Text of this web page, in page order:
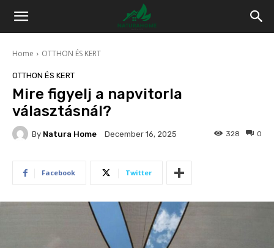
Home OTTHON ÉS KERT
OTTHON ÉS KERT
Mire figyelj a napvitorla
választásnál?
By Natura Home December 16, 2025 0
328
Facebook Twitter